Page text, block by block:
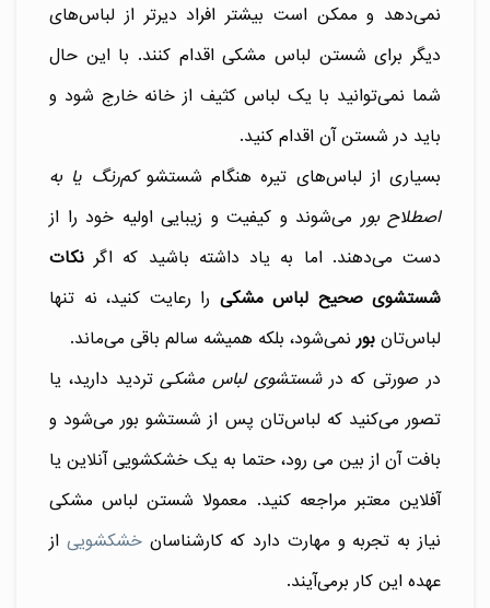
نمی‌دهد و ممکن است بیشتر افراد دیرتر از لباس‌های
دیگر برای شستن لباس مشکی اقدام کنند. با این حال
شما نمی‌توانید با یک لباس کثیف از خانه خارج شود و
باید در شستن آن اقدام کنید.
بسیاری از لباس‌های تیره هنگام شستشوکم‌رنگ یا به
اصطلاح بور می‌شوند و کیفیت و زیبایی اولیه خود را از
دست می‌دهند. اما به یاد داشته باشید که اگر نکات
شستشوی صحیح لباس مشکی را رعایت کنید، نه تنها
لباس‌تان بور نمی‌شود، بلکه همیشه سالم باقی می‌ماند.
در صورتی که درشستشوی لباس مشکیتردید دارید، یا
تصور می‌کنید که لباس‌تان پس از شستشو بور می‌شود و
بافت آن از بین می رود، حتما به یک خشکشویی آنلاین یا
آفلاین معتبر مراجعه کنید. معمولا شستن لباس مشکی
نیاز به تجربه و مهارت دارد که کارشناسانخشکشویی از
عهده این کار برمی‌آیند.